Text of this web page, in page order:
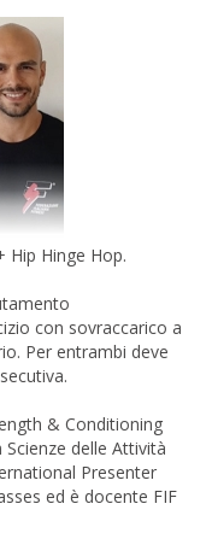
Hip Hinge Hop.
con sovraccarico a
Per entrambi deve
& Conditioning
delle Attività
Presenter
ed è docente FIF